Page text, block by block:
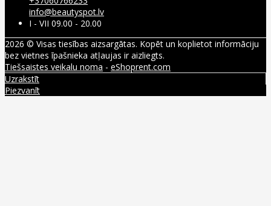
info@beautyspot.lv
I - VII 09.00 - 20.00
2026 © Visas tiesības aizsargātas. Kopēt un koplietot informāciju
bez vietnes īpašnieka atļaujas ir aizliegts.
Tiešsaistes veikalu noma - eShoprent.com
Uzrakstīt
Piezvanīt